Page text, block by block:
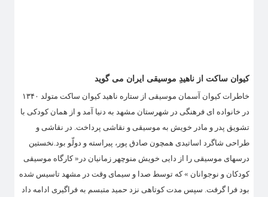
کیوان ساکت از ناهیدِ موسیقی ایران می گوید
خاطرات کیوان آسمان موسیقی از ستاره ناهید کیوان ساکت متولد ۱۳۴۰
در خانواده ای فرهنگی در شهرستان مشهد به دنیا آمد و از همان کودکی با
تشویق پدر و مادر خویش به موسیقی و نقاشی پرداخت. در نقاشی و
طراحی شاگرد اساتیدی همچون صادق پور، پیراسته و دولّو بود.نخستین
درسهای موسیقی را از دایی خویش منوچهر زمانیان در« کارگاه موسیقی
کودکان و نوجوانان » که توسط صدا و سیمای وقت در مشهد تاسیس شده
بود فرا گرفت. سپس مدت کوتاهی نزد حمید متبسم به فراگیری ادامه داد